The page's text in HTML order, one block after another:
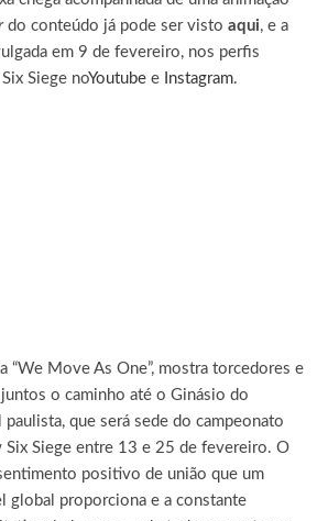
do conteúdo já pode ser visto aqui, e a
em 9 de fevereiro, nos perfis
Siege noYoutube e Instagram.
“We Move As One”, mostra torcedores e
o caminho até o Ginásio do
paulista, que será sede do campeonato
Six Siege entre 13 e 25 de fevereiro. O
positivo de união que um
global proporciona e a constante